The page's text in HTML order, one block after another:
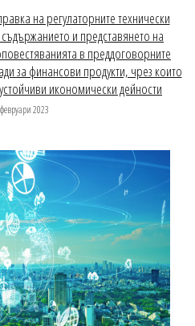
на регулаторните технически
и представянето на
в преддоговорните
за финансови продукти, чрез които
икономически дейности
2023